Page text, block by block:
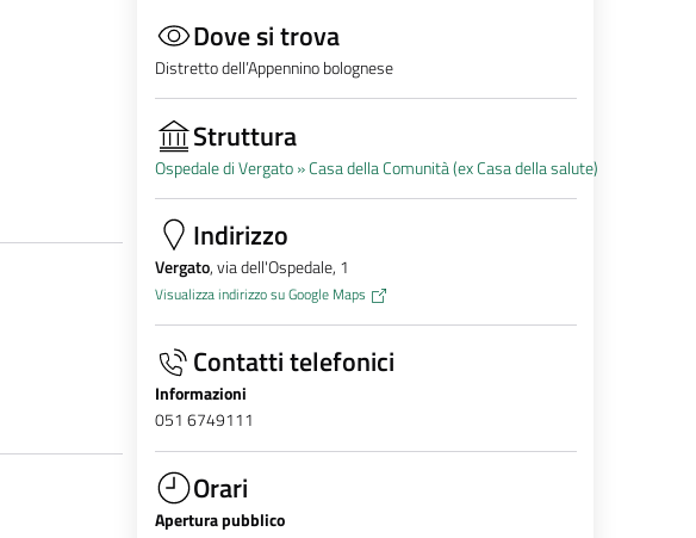
Dove si trova
Distretto dell’Appennino bolognese
Struttura
Ospedale di Vergato »Casa della Comunità (ex Casa della salute)
Indirizzo
Vergato, via dell'Ospedale, 1
Visualizza indirizzo su Google Maps
Contatti telefonici
Informazioni
051 6749111
Orari
Apertura pubblico